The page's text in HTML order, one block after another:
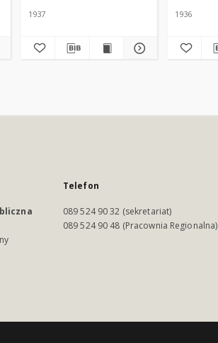
1937 1936
Telefon
089 524 90 32 (sekretariat)
089 524 90 48 (Pracownia Regionalna)